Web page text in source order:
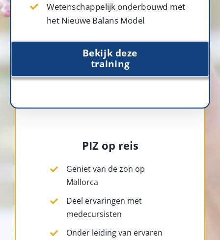
Wetenschappelijk onderbouwd met
het Nieuwe Balans Model
Bekijk deze
training
PIZ op reis
Geniet van de zon op
Mallorca
Deel ervaringen met
medecursisten
Onder leiding van ervaren